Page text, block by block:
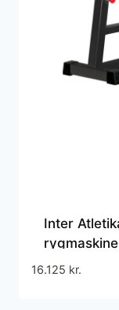
Inter
16.125 kr.